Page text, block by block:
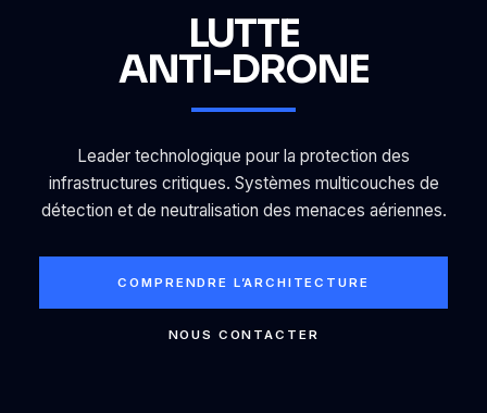
LUTTE
ANTI-DRONE
Leader technologique pour la protection des
infrastructures critiques. Systèmes multicouches de
détection et de neutralisation des menaces aériennes.
COMPRENDRE L’ARCHITECTURE
NOUS CONTACTER